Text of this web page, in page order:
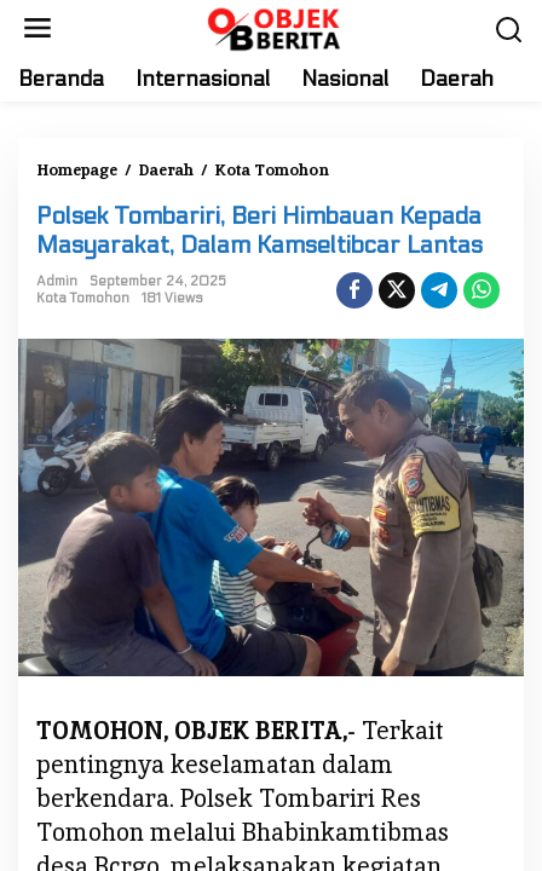
Beranda Internasional Nasional Daerah
Homepage / Daerah / Kota Tomohon
l
s
e
T
o
m
b
a
r
i
r
,
B
H
i
b
a
u
Polsek Tombariri, Beri Himbauan Kepada
Masyarakat, Dalam Kamseltibcar Lantas
Admin
September 24, 2025
Kota Tomohon
181 Views
TOMOHON, OBJEK BERITA,- Terkait
pentingnya keselamatan dalam
berkendara. Polsek Tombariri Res
Tomohon melalui Bhabinkamtibmas